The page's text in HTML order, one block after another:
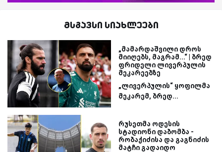
მსგავსი სიახლეები
„მამარდაშვილი დროს
მიიღებს, მაგრამ...“ | ბრედ
ფრიდელი ლივერპულის
მეკარეებზე
„ლივერპულის“ ყოფილმა
მეკარემ, ბრედ...
რუსეთმა ოდესის
სტადიონი დაბომბა -
რობაქიძისა და გაგნიძის
მატჩი გადაიდო